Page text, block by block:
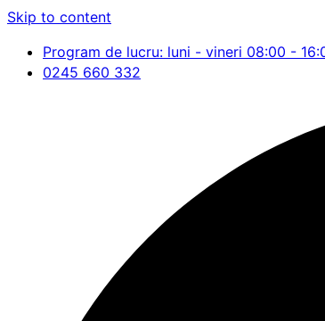
Skip to content
Program de lucru: luni - vineri 08:00 -
0245 660 332